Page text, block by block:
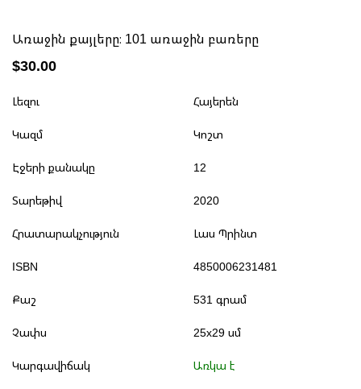
Առաջին քայլերը։ 101 առաջին բառերը
$30.00
Լեզու Հայերեն
Կազմ Կոշտ
Էջերի քանակը 12
Տարեթիվ 2020
Հրատարակչություն Լաս Պրինտ
ISBN 4850006231481
Քաշ 531 գրամ
Չափս 25x29 սմ
Կարգավիճակ Առկա է